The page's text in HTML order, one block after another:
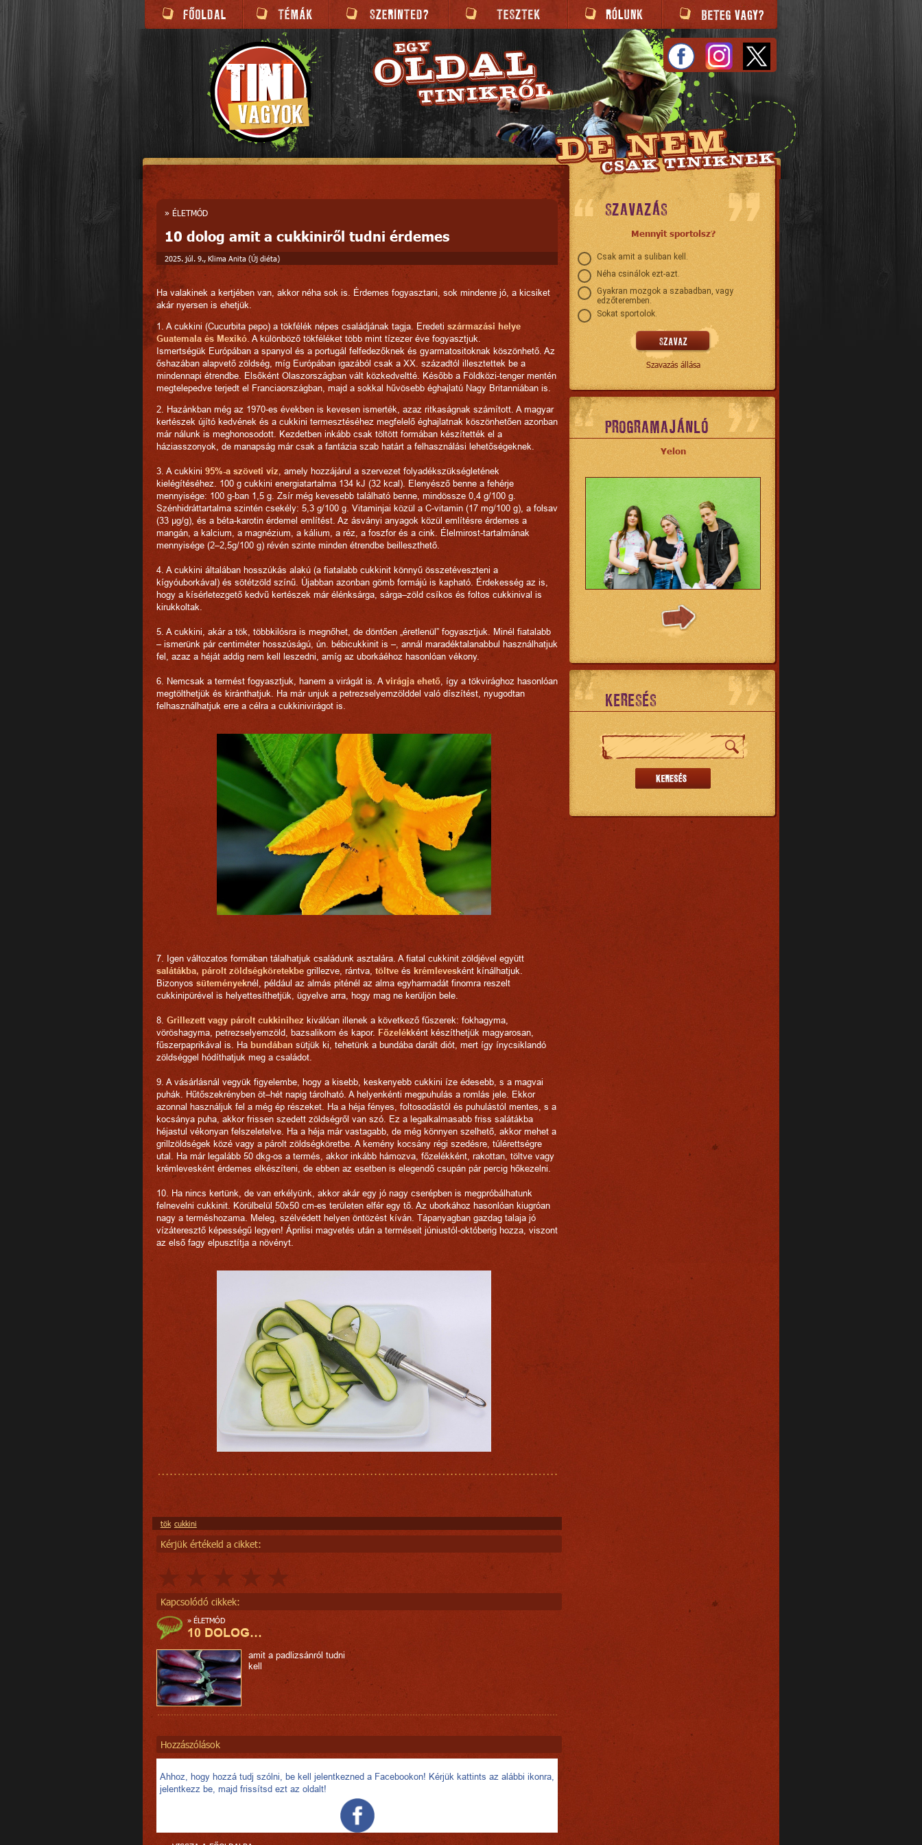
» ÉLETMÓD
10 dolog amit a cukkiniről tudni érdemes
2025. júl. 9., Klima Anita (Új diéta)
Ha valakinek a kertjében van, akkor néha sok is. Érdemes fogyasztani, sok mindenre jó, a kicsiket
akár nyersen is ehetjük.
1. A cukkini (Cucurbita pepo) a tökfélék népes családjának tagja. Eredeti származási helye
Guatemala és Mexikó . A különböző tökféléket több mint tízezer éve fogyasztjuk.
Ismertségük Európában a spanyol és a portugál felfedezőknek és gyarmatositoknak köszönhető. Az
őshazában alapvető zöldség, míg Európában igazából csak a XX. századtól illesztettek be a
mindennapi étrendbe. Elsőként Olaszországban vált közkedveltté. Később a Földközi-tenger mentén
megtelepedve terjedt el Franciaországban, majd a sokkal hűvösebb éghajlatú Nagy Britanniában is.
2. Hazánkban még az 1970-es években is kevesen ismerték, azaz ritkaságnak számított. A magyar
kertészek újító kedvének és a cukkini termesztéséhez megfelelő éghajlatnak köszönhetően azonban
már nálunk is meghonosodott. Kezdetben inkább csak töltött formában készítették el a
háziasszonyok, de manapság már csak a fantázia szab határt a felhasználási lehetőségeknek.
3. A cukkini 95%-a szöveti víz , amely hozzájárul a szervezet folyadékszükségletének
kielégítéséhez. 100 g cukkini energiatartalma 134 kJ (32 kcal). Elenyésző benne a fehérje
mennyisége: 100 g-ban 1,5 g. Zsír még kevesebb található benne, mindössze 0,4 g/100 g.
Szénhidráttartalma szintén csekély: 5,3 g/100 g. Vitaminjai közül a C-vitamin (17 mg/100 g), a folsav
(33 µg/g), és a béta-karotin érdemel említést. Az ásványi anyagok közül említésre érdemes a
mangán, a kalcium, a magnézium, a kálium, a réz, a foszfor és a cink. Élelmirost-tartalmának
mennyisége (2–2,5g/100 g) révén szinte minden étrendbe beilleszthető.
4. A cukkini általában hosszúkás alakú (a fiatalabb cukkinit könnyű összetéveszteni a
kígyóuborkával) és sötétzöld színű. Újabban azonban gömb formájú is kapható. Érdekesség az is,
hogy a kísérletezgető kedvű kertészek már élénksárga, sárga–zöld csíkos és foltos cukkinival is
kirukkoltak.
5. A cukkini, akár a tök, többkilósra is megnőhet, de döntően „éretlenül” fogyasztjuk. Minél fiatalabb
– ismerünk pár centiméter hosszúságú, ún. bébicukkinit is –, annál maradéktalanabbul használhatjuk
fel, azaz a héját addig nem kell leszedni, amíg az uborkáéhoz hasonlóan vékony.
6. Nemcsak a termést fogyasztjuk, hanem a virágát is. Avirágja ehető , így a tökvirághoz hasonlóan
megtölthetjük és kiránthatjuk. Ha már unjuk a petrezselyemzölddel való díszítést, nyugodtan
felhasználhatjuk erre a célra a cukkinivirágot is.
7. Igen változatos formában tálalhatjuk családunk asztalára. A fiatal cukkinit zöldjével együtt
salátákba, párolt zöldségköretekbe grillezve, rántva, töltve és krémlevesként kínálhatjuk.
Bizonyos süteményeknél, például az almás piténél az alma egyharmadát finomra reszelt
cukkinipürével is helyettesíthetjük, ügyelve arra, hogy mag ne kerüljön bele.
8. Grillezett vagy párolt cukkinihez kiválóan illenek a következő fűszerek: fokhagyma,
vöröshagyma, petrezselyemzöld, bazsalikom és kapor. Főzelékként készíthetjük magyarosan,
fűszerpaprikával is. Ha bundában sütjük ki, tehetünk a bundába darált diót, mert így ínycsiklandó
zöldséggel hódíthatjuk meg a családot.
9. A vásárlásnál vegyük figyelembe, hogy a kisebb, keskenyebb cukkini íze édesebb, s a magvai
puhák. Hűtőszekrényben öt–hét napig tárolható. A helyenkénti megpuhulás a romlás jele. Ekkor
azonnal használjuk fel a még ép részeket. Ha a héja fényes, foltosodástól és puhulástól mentes, s a
kocsánya puha, akkor frissen szedett zöldségről van szó. Ez a legalkalmasabb friss salátákba
héjastul vékonyan felszeletelve. Ha a héja már vastagabb, de még könnyen szelhető, akkor mehet a
grillzöldségek közé vagy a párolt zöldségköretbe. A kemény kocsány régi szedésre, túlérettségre
utal. Ha már legalább 50 dkg-os a termés, akkor inkább hámozva, főzelékként, rakottan, töltve vagy
krémlevesként érdemes elkészíteni, de ebben az esetben is elegendő csupán pár percig hőkezelni.
10. Ha nincs kertünk, de van erkélyünk, akkor akár egy jó nagy cserépben is megpróbálhatunk
felnevelni cukkinit. Körülbelül 50x50 cm-es területen elfér egy tő. Az uborkához hasonlóan kiugróan
nagy a terméshozama. Meleg, szélvédett helyen öntözést kíván. Tápanyagban gazdag talaja jó
vízáteresztő képességű legyen! Áprilisi magvetés után a terméseit júniustól-októberig hozza, viszont
az első fagy elpusztítja a növényt.
tök cukkini
Kérjük értékeld a cikket:
Kapcsolódó cikkek:
» ÉLETMÓD
10 DOLOG…
amit a padlizsánról tudni
kell
Hozzászólások
Ahhoz, hogy hozzá tudj szólni, be kell jelentkezned a Facebookon! Kérjük kattints az alábbi ikonra,
jelentkezz be, majd frissítsd ezt az oldalt!
SZAVAZÁS
Mennyit sportolsz?
Csak amit a suliban kell.
Néha csinálok ezt-azt.
Gyakran mozgok a szabadban, vagy
edzőteremben.
Sokat sportolok.
Szavazás állása
PROGRAMAJÁNLÓ
Yelon
KERESÉS